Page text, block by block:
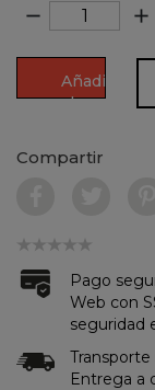
remove add
Añadir
al
Compartir
Pago
Web con
seguridad
Transporte
Entrega a